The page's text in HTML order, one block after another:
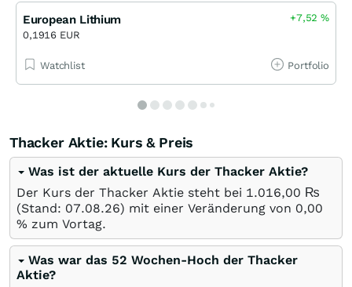
European Lithium
0,1916 EUR
+7,52%
Watchlist Portfolio
Thacker Aktie: Kurs & Preis
Was ist der aktuelle Kurs der Thacker Aktie?
Der Kurs der Thacker Aktie steht bei 1.016,00 ₨
(Stand: 07.08.26) mit einer Veränderung von 0,00
% zum Vortag.
Was war das 52 Wochen-Hoch der Thacker
Aktie?